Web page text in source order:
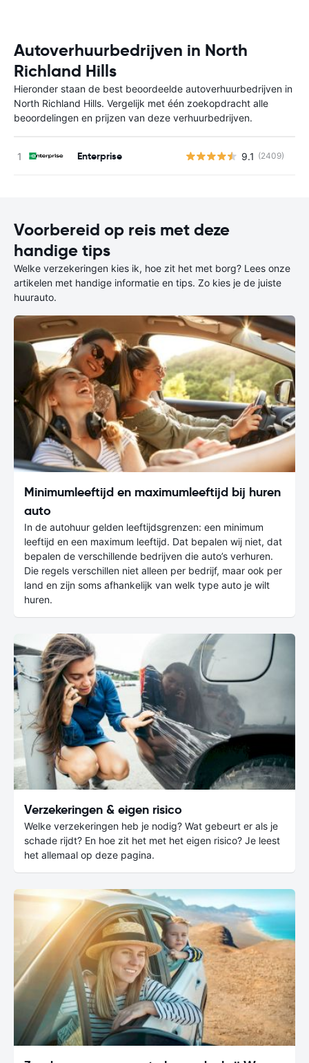
Autoverhuurbedrijven in North
Richland Hills
Hieronder staan de best beoordeelde autoverhuurbedrijven in
North Richland Hills. Vergelijk met één zoekopdracht alle
beoordelingen en prijzen van deze verhuurbedrijven.
Enterprise 9.1 (2409)
Voorbereid op reis met deze
handige tips
Welke verzekeringen kies ik, hoe zit het met borg? Lees onze
artikelen met handige informatie en tips. Zo kies je de juiste
huurauto.
Minimumleeftijd en maximumleeftijd bij huren
auto
In de autohuur gelden leeftijdsgrenzen: een minimum
leeftijd en een maximum leeftijd. Dat bepalen wij niet, dat
bepalen de verschillende bedrijven die auto’s verhuren.
Die regels verschillen niet alleen per bedrijf, maar ook per
land en zijn soms afhankelijk van welk type auto je wilt
huren.
Verzekeringen & eigen risico
Welke verzekeringen heb je nodig? Wat gebeurt er als je
schade rijdt? En hoe zit het met het eigen risico? Je leest
het allemaal op deze pagina.